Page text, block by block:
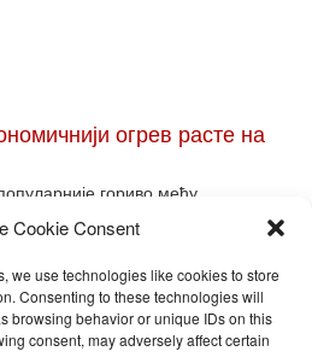
Cookie Consent
we use technologies like cookies to store
Consenting to these technologies will
browsing behavior or unique IDs on this
consent, may adversely affect certain
огрев расте на
гориво међу
већoj производњи овог ог...
Toggle